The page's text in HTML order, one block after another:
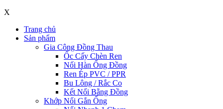
X
Trang chủ
Sản phẩm
Gia Công Đồng Thau
Ốc Cấy Chèn Ren
Nối Hàn Ống Đồng
Ren Ép PVC / PPR
Bu Lông / Rắc Co
Kết Nối Bằng Đồng
Khớp Nối Gắn Ống